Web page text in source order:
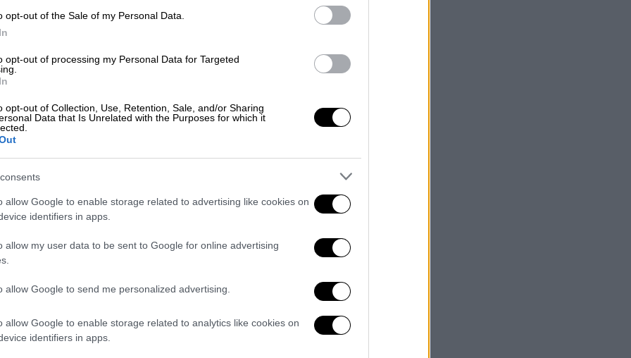
opt-out of the Sale of my Personal Data.
opt-out of processing my Personal Data for Targeted
opt-out of Collection, Use, Retention, Sale, and/or Sharing
Data that Is Unrelated with the Purposes for which it
allow Google to enable storage related to advertising like cookies on
identifiers in apps.
allow my user data to be sent to Google for online advertising
allow Google to send me personalized advertising.
allow Google to enable storage related to analytics like cookies on
identifiers in apps.
Theo Evan για τον σημερινό
τα Εγκλήματα#EurovisionGR
Καπουτζίδης.»